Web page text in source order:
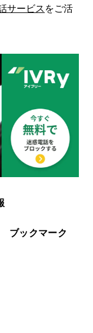
サービス をご活
ブックマーク